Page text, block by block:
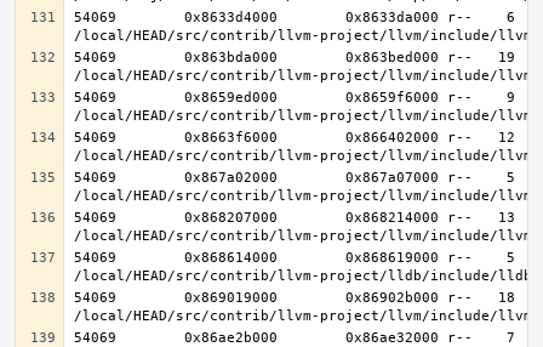
54069        0x8633d4000        0x8633da000 r--    6
54069        0x863bda000        0x863bed000 r--   19
54069        0x8659ed000        0x8659f6000 r--    9
54069        0x8663f6000        0x866402000 r--   12
54069        0x867a02000        0x867a07000 r--    5
54069        0x868207000        0x868214000 r--   13
54069        0x868614000        0x868619000 r--    5
54069        0x869019000        0x86902b000 r--   18
54069        0x86ae2b000        0x86ae32000 r--    7